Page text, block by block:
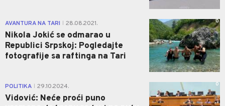
AVANTURA NA TARI 28.08.2021.
Nikola Jokić se odmarao u
Republici Srpskoj: Pogledajte
fotografije sa raftinga na Tari
0
POLITIKA 29.10.2024.
Vidović: Neće proći puno
0